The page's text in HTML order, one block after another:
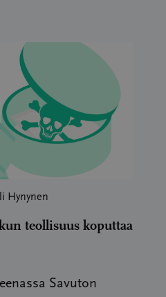
Hynynen
teollisuus koputtaa
Savuton